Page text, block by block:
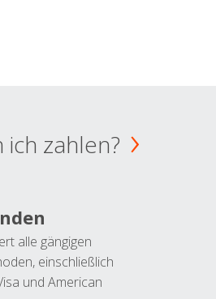
ich zahlen?
alle gängigen
einschließlich
und American